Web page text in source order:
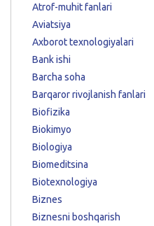
Atrof-muhit fanlari
Aviatsiya
Axborot texnologiyalari
Bank ishi
Barcha soha
Barqaror rivojlanish fanlari
Biofizika
Biokimyo
Biologiya
Biomeditsina
Biotexnologiya
Biznes
Biznesni boshqarish